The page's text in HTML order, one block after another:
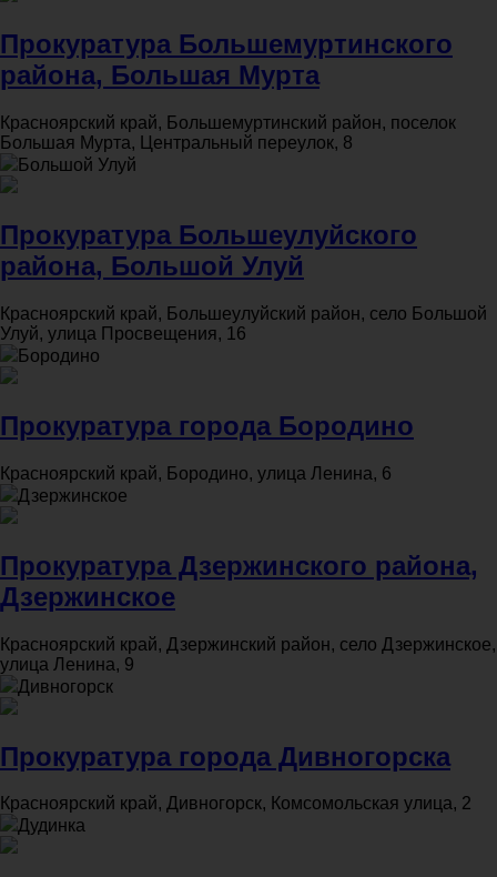
Прокуратура Большемуртинского
района, Большая Мурта
Красноярский край, Большемуртинский район, поселок
Большая Мурта, Центральный переулок, 8
Большой Улуй
Прокуратура Большеулуйского
района, Большой Улуй
Красноярский край, Большеулуйский район, село Большой
Улуй, улица Просвещения, 16
Бородино
Прокуратура города Бородино
Красноярский край, Бородино, улица Ленина, 6
Дзержинское
Прокуратура Дзержинского района,
Дзержинское
Красноярский край, Дзержинский район, село Дзержинское,
улица Ленина, 9
Дивногорск
Прокуратура города Дивногорска
Красноярский край, Дивногорск, Комсомольская улица, 2
Дудинка